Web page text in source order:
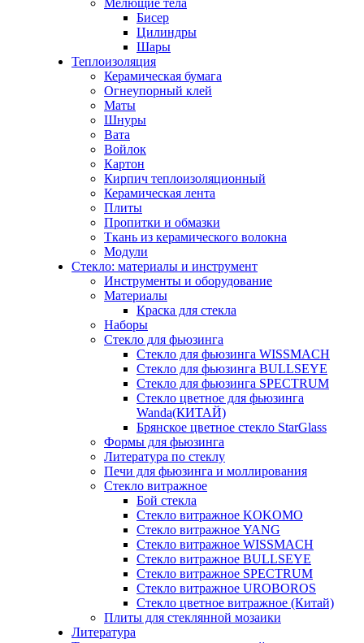
Мелющие тела
Бисер
Цилиндры
Шары
Теплоизоляция
Керамическая бумага
Огнеупорный клей
Маты
Шнуры
Вата
Войлок
Картон
Кирпич теплоизоляционный
Керамическая лента
Плиты
Пропитки и обмазки
Ткань из керамического волокна
Модули
Стекло: материалы и инструмент
Инструменты и оборудование
Материалы
Краска для стекла
Наборы
Стекло для фьюзинга
Стекло для фьюзинга WISSMACH
Стекло для фьюзинга BULLSEYE
Стекло для фьюзинга SPECTRUM
Стекло цветное для фьюзинга
Wanda(КИТАЙ)
Брянское цветное стекло StarGlass
Формы для фьюзинга
Литература по стеклу
Печи для фьюзинга и моллирования
Стекло витражное
Бой стекла
Стекло витражное KOKOMO
Стекло витражное YANG
Стекло витражное WISSMACH
Стекло витражное BULLSEYE
Стекло витражное SPECTRUM
Стекло витражное UROBOROS
Стекло цветное витражное (Китай)
Плиты для стеклянной мозаики
Литература